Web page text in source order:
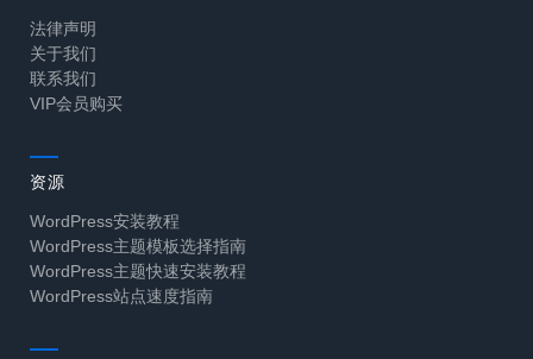
法律声明
关于我们
联系我们
VIP会员购买
资源
WordPress安装教程
WordPress主题模板选择指南
WordPress主题快速安装教程
WordPress站点速度指南